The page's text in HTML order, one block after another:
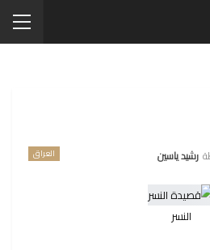
العراق رشيد ياسين
النسر